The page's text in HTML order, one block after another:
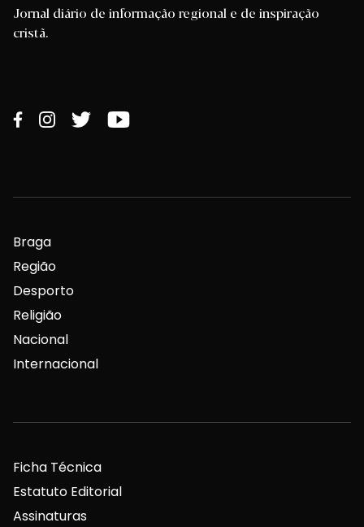
Jornal diário de informação regional e de inspiração
cristã.
Braga
Região
Desporto
Religião
Nacional
Internacional
Ficha Técnica
Estatuto Editorial
Assinaturas